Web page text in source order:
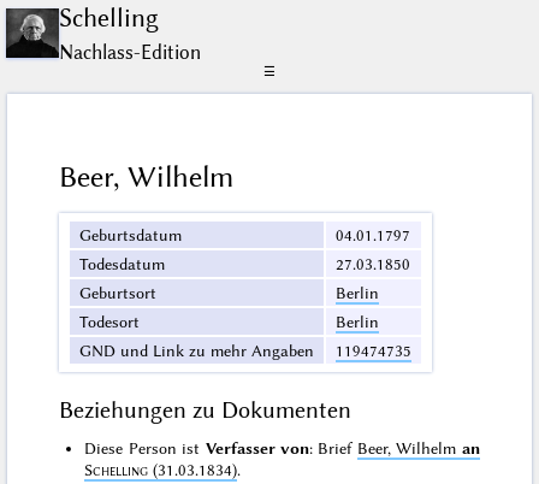
Schelling
Nachlass-Edition
☰
Beer, Wilhelm
Geburtsdatum
04.01.1797
Todesdatum
27.03.1850
Geburtsort
Berlin
Todesort
Berlin
GND und Link zu mehr Angaben
119474735
Beziehungen zu Dokumenten
Diese Person ist Verfasser von: Brief Beer, Wilhelm an
Schelling (31.03.1834).